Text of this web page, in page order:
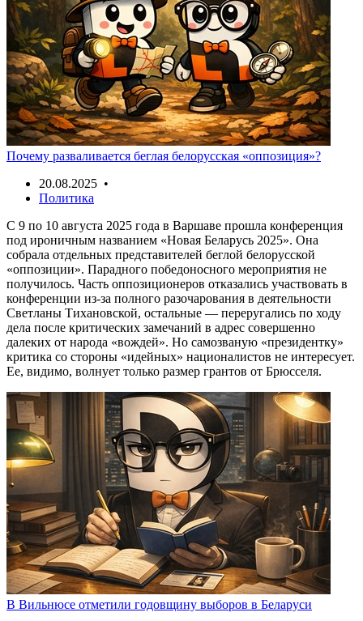
Почему разваливается беглая белорусская «оппозиция»?
20.08.2025 •
Политика
С 9 по 10 августа 2025 года в Варшаве прошла конференция
под ироничным названием «Новая Беларусь 2025». Она
собрала отдельных представителей беглой белорусской
«оппозиции». Парадного победоносного мероприятия не
получилось. Часть оппозиционеров отказались участвовать в
конференции из-за полного разочарования в деятельности
Светланы Тихановской, остальные — переругались по ходу
дела после критических замечаний в адрес совершенно
далеких от народа «вождей». Но самозваную «президентку»
критика со стороны «идейных» националистов не интересует.
Ее, видимо, волнует только размер грантов от Брюсселя.
В Вильнюсе отметили годовщину выборов в Беларуси